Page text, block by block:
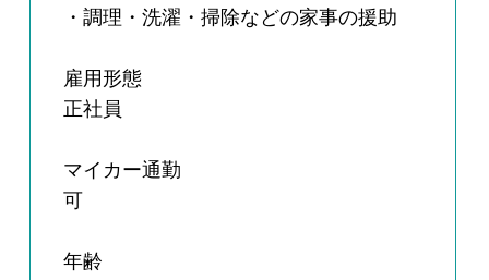
・調理・洗濯・掃除などの家事の援助
雇用形態
正社員
マイカー通勤
可
年齢